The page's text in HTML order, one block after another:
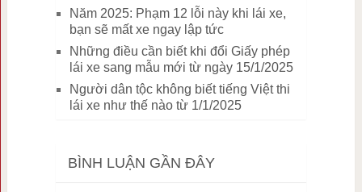
Năm 2025: Phạm 12 lỗi này khi lái xe,
bạn sẽ mất xe ngay lập tức
Những điều cần biết khi đổi Giấy phép
lái xe sang mẫu mới từ ngày 15/1/2025
Người dân tộc không biết tiếng Việt thi
lái xe như thế nào từ 1/1/2025
BÌNH LUẬN GẦN ĐÂY